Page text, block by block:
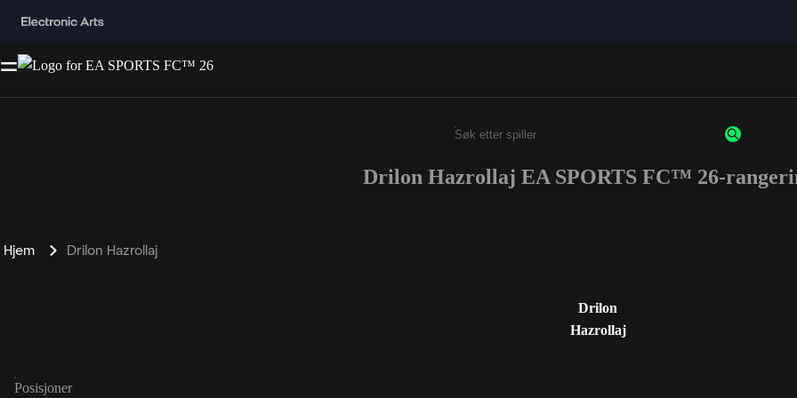
Enter a minimum of 3 characters or numbers
Drilon Hazrollaj EA SPORTS FC™ 26-
Hjem Drilon Hazrollaj
Drilon
Hazrollaj
Posisjoner